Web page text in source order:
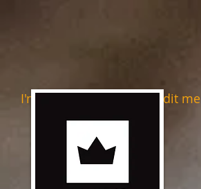
I'm a title. Click here to edit me